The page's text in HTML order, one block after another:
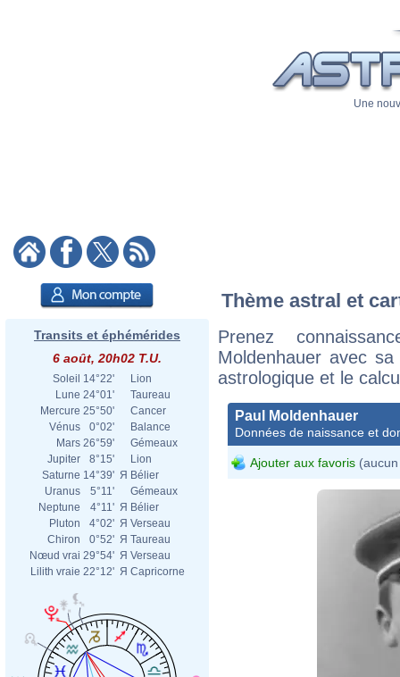
Une
Transits et éphémérides
6 août, 20h02 T.U.
Soleil 14°22'
Lion
Lune 24°01'
Taureau
Mercure 25°50'
Cancer
Vénus
0°02'
Balance
Mars 26°59'
Gémeaux
Jupiter
8°15'
Lion
Saturne 14°39' Я Bélier
Uranus
5°11'
Gémeaux
Neptune
4°11' Я Bélier
Pluton
4°02' Я Verseau
Chiron
0°52' Я Taureau
Nœud vrai 29°54' Я Verseau
Lilith vraie 22°12' Я Capricorne
Thème astral et
Prenez
Moldenhauer avec
astrologique et le
Paul Moldenhauer
Données de naissance et
Ajouter aux favoris